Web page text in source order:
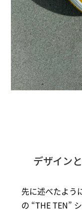
デザイン
先に述べたよう
の “THE TEN”